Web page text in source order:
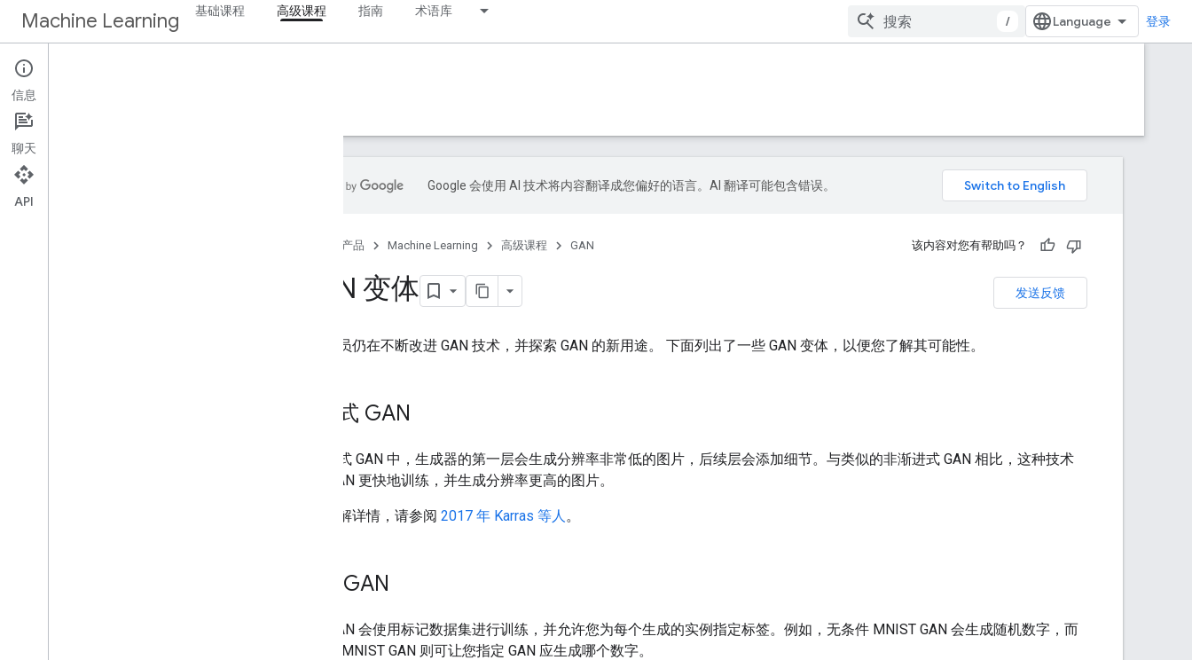
Machine Learning 基础课程 高级课程 指南 术语库
/ 登录
高级课程
首页
Google 会使用 AI 技术将内容翻译成您偏好的语言。AI 翻译可能包含错误。
产品 Machine Learning 高级课程 GAN 该内容对您有帮助吗？
发送反馈
GAN 变体
研究人员仍在不断改进 GAN 技术，并探索 GAN 的新用途。 下面列出了一些 GAN 变体，以便您了解其可能性。
渐进式 GAN
在渐进式 GAN 中，生成器的第一层会生成分辨率非常低的图片，后续层会添加细节。与类似的非渐进式 GAN 相比，这种技术
可让 GAN 更快地训练，并生成分辨率更高的图片。
如需了解详情，请参阅 2017 年 Karras 等人。
条件 GAN
条件 GAN 会使用标记数据集进行训练，并允许您为每个生成的实例指定标签。例如，无条件 MNIST GAN 会生成随机数字，而
有条件 MNIST GAN 则可让您指定 GAN 应生成哪个数字。
信息
聊天
API